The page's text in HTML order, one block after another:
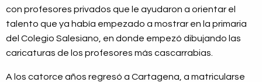
con profesores privados que le ayudaron a orientar el
talento que ya había empezado a mostrar en la primaria
del Colegio Salesiano, en donde empezó dibujando las
caricaturas de los profesores más cascarrabias.
A los catorce años regresó a Cartagena, a matricularse